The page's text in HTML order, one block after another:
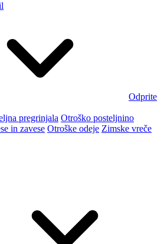
Odprite
pregrinjala Otroško posteljnino
in zavese Otroške odeje Zimske vreče